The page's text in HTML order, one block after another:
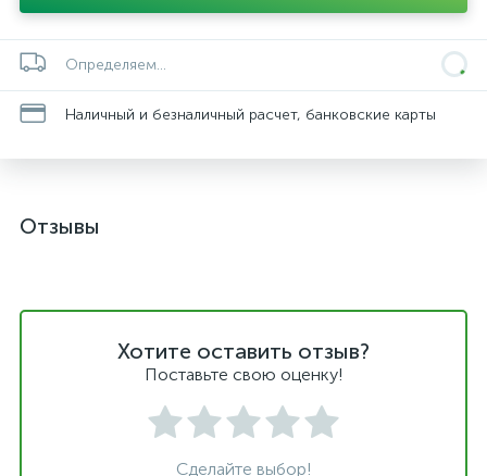
Определяем...
Наличный и безналичный расчет, банковские карты
Отзывы
Хотите оставить отзыв?
Поставьте свою оценку!
Сделайте выбор!